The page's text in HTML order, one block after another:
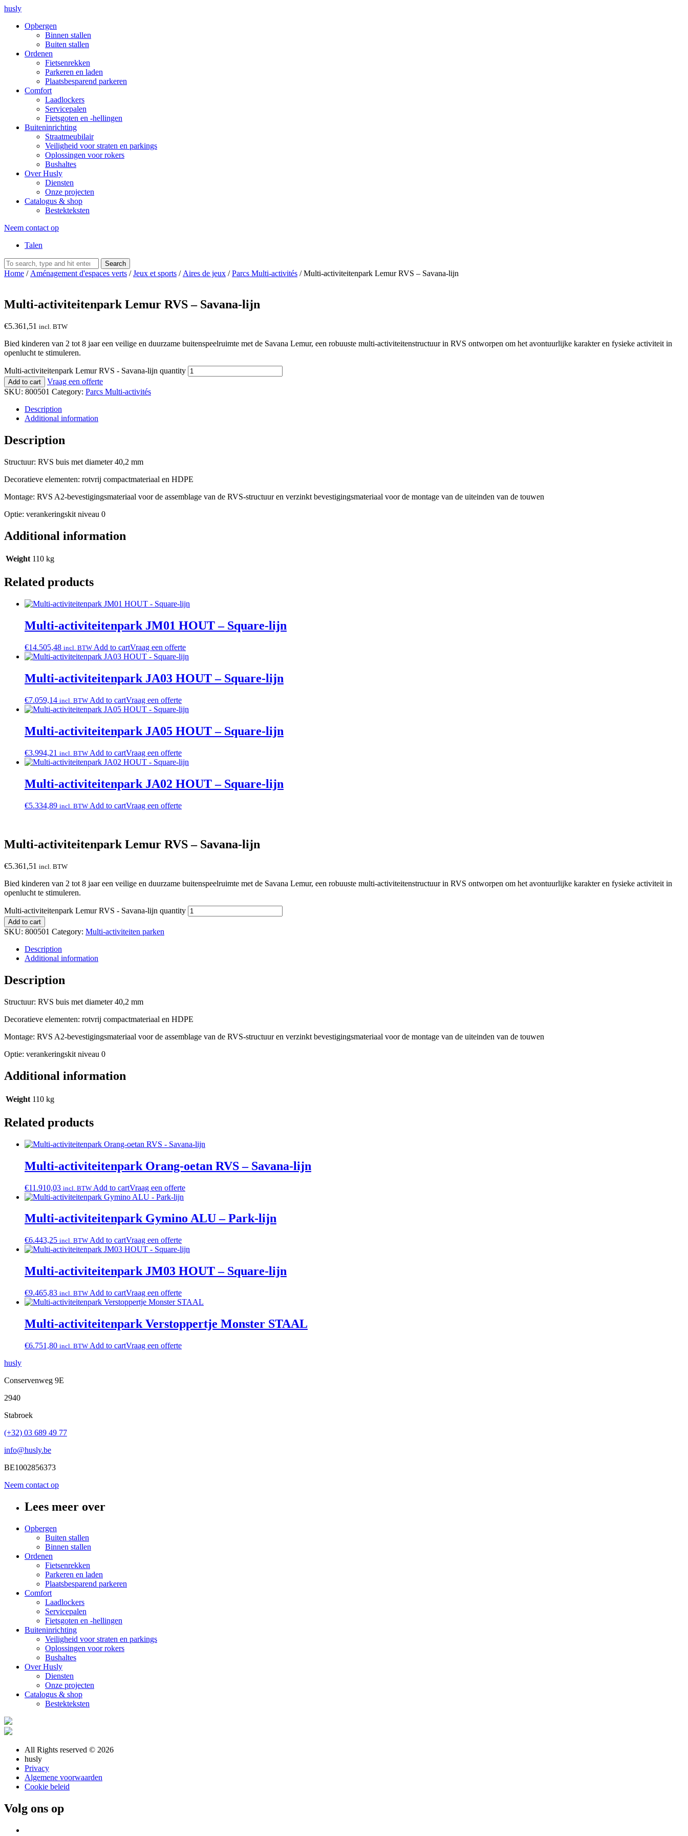
husly
Opbergen
Binnen stallen
Buiten stallen
Ordenen
Fietsenrekken
Parkeren en laden
Plaatsbesparend parkeren
Comfort
Laadlockers
Servicepalen
Fietsgoten en -hellingen
Buiteninrichting
Straatmeubilair
Veiligheid voor straten en parkings
Oplossingen voor rokers
Bushaltes
Over Husly
Diensten
Onze projecten
Catalogus & shop
Bestekteksten
Neem contact op
Talen
Search
Home / Aménagement d'espaces verts /Jeux et sports / Aires de jeux /Parcs Multi-activités / Multi-activiteitenpark Lemur RVS – Savana-lijn
Multi-activiteitenpark Lemur RVS – Savana-lijn
€5.361,51 incl. BTW
Bied kinderen van 2 tot 8 jaar een veilige en duurzame buitenspeelruimte met de Savana Lemur, een robuuste multi-activiteitenstructuur in RVS ontworpen om het avontuurlijke karakter en fysieke activiteit in
openlucht te stimuleren.
Multi-activiteitenpark Lemur RVS - Savana-lijn quantity
Add to cart
Vraag een offerte
SKU: 800501 Category: Parcs Multi-activités
Description
Additional information
Description
Structuur: RVS buis met diameter 40,2 mm
Decoratieve elementen: rotvrij compactmateriaal en HDPE
Montage: RVS A2-bevestigingsmateriaal voor de assemblage van de RVS-structuur en verzinkt bevestigingsmateriaal voor de montage van de uiteinden van de touwen
Optie: verankeringskit niveau 0
Additional information
Weight 110 kg
Related products
Multi-activiteitenpark JM01 HOUT – Square-lijn
€14.505,48 incl. BTW Add to cartVraag een offerte
Multi-activiteitenpark JA03 HOUT – Square-lijn
€7.059,14 incl. BTW Add to cartVraag een offerte
Multi-activiteitenpark JA05 HOUT – Square-lijn
€3.994,21 incl. BTW Add to cartVraag een offerte
Multi-activiteitenpark JA02 HOUT – Square-lijn
€5.334,89 incl. BTW Add to cartVraag een offerte
Multi-activiteitenpark Lemur RVS – Savana-lijn
€5.361,51 incl. BTW
Bied kinderen van 2 tot 8 jaar een veilige en duurzame buitenspeelruimte met de Savana Lemur, een robuuste multi-activiteitenstructuur in RVS ontworpen om het avontuurlijke karakter en fysieke activiteit in
openlucht te stimuleren.
Multi-activiteitenpark Lemur RVS - Savana-lijn quantity
Add to cart
SKU: 800501 Category: Multi-activiteiten parken
Description
Additional information
Description
Structuur: RVS buis met diameter 40,2 mm
Decoratieve elementen: rotvrij compactmateriaal en HDPE
Montage: RVS A2-bevestigingsmateriaal voor de assemblage van de RVS-structuur en verzinkt bevestigingsmateriaal voor de montage van de uiteinden van de touwen
Optie: verankeringskit niveau 0
Additional information
Weight 110 kg
Related products
Multi-activiteitenpark Orang-oetan RVS – Savana-lijn
€11.910,03 incl. BTW Add to cartVraag een offerte
Multi-activiteitenpark Gymino ALU – Park-lijn
€6.443,25 incl. BTW Add to cartVraag een offerte
Multi-activiteitenpark JM03 HOUT – Square-lijn
€9.465,83 incl. BTW Add to cartVraag een offerte
Multi-activiteitenpark Verstoppertje Monster STAAL
€6.751,80 incl. BTW Add to cartVraag een offerte
husly
Conservenweg 9E
2940
Stabroek
(+32) 03 689 49 77
info@husly.be
BE1002856373
Neem contact op
Lees meer over
Opbergen
Buiten stallen
Binnen stallen
Ordenen
Fietsenrekken
Parkeren en laden
Plaatsbesparend parkeren
Comfort
Laadlockers
Servicepalen
Fietsgoten en -hellingen
Buiteninrichting
Veiligheid voor straten en parkings
Oplossingen voor rokers
Bushaltes
Over Husly
Diensten
Onze projecten
Catalogus & shop
Bestekteksten
All Rights reserved © 2026
husly
Privacy
Algemene voorwaarden
Cookie beleid
Volg ons op